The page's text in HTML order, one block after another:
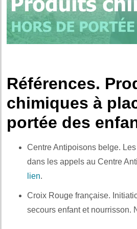
Références.
chimiques à
portée des
Centre Antipoisons belge.
dans les appels au Centre
lien.
Croix Rouge française.
secours enfant et nourrisson.